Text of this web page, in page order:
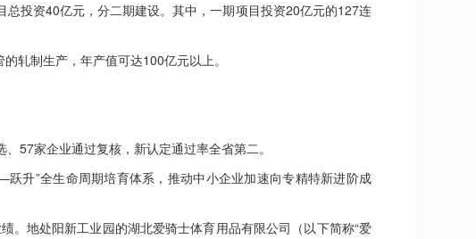
投资40亿元，分二期建设。其中，一期项目投资20亿元的127连
轧制生产，年产值可达100亿元以上。
57家企业通过复核，新认定通过率全省第二。
”全生命周期培育体系，推动中小企业加速向专精特新进阶成
地处阳新工业园的湖北爱骑士体育用品有限公司（以下简称“爱